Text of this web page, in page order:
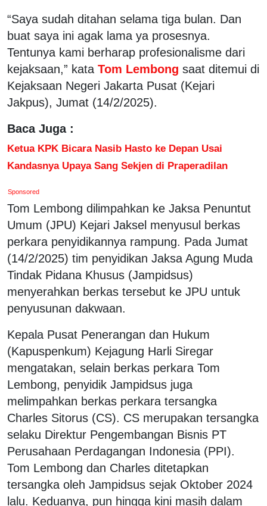
“Saya sudah ditahan selama tiga bulan. Dan
buat saya ini agak lama ya prosesnya.
Tentunya kami berharap profesionalisme dari
kejaksaan,” kata Tom Lembong saat ditemui di
Kejaksaan Negeri Jakarta Pusat (Kejari
Jakpus), Jumat (14/2/2025).
Baca Juga :
Ketua KPK Bicara Nasib Hasto ke Depan Usai
Kandasnya Upaya Sang Sekjen di Praperadilan
Sponsored
Tom Lembong dilimpahkan ke Jaksa Penuntut
Umum (JPU) Kejari Jaksel menyusul berkas
perkara penyidikannya rampung. Pada Jumat
(14/2/2025) tim penyidikan Jaksa Agung Muda
Tindak Pidana Khusus (Jampidsus)
menyerahkan berkas tersebut ke JPU untuk
penyusunan dakwaan.
Kepala Pusat Penerangan dan Hukum
(Kapuspenkum) Kejagung Harli Siregar
mengatakan, selain berkas perkara Tom
Lembong, penyidik Jampidsus juga
melimpahkan berkas perkara tersangka
Charles Sitorus (CS). CS merupakan tersangka
selaku Direktur Pengembangan Bisnis PT
Perusahaan Perdagangan Indonesia (PPI).
Tom Lembong dan Charles ditetapkan
tersangka oleh Jampidsus sejak Oktober 2024
lalu. Keduanya, pun hingga kini masih dalam